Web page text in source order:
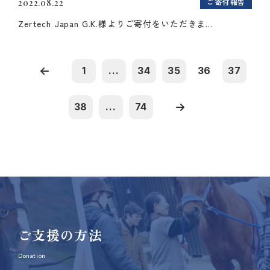
2022.08.22
Zertech Japan G.K.様よりご寄付をいただきま...
1 ... 34 35 36 37
38 ... 74
ご支援の方法
Donation